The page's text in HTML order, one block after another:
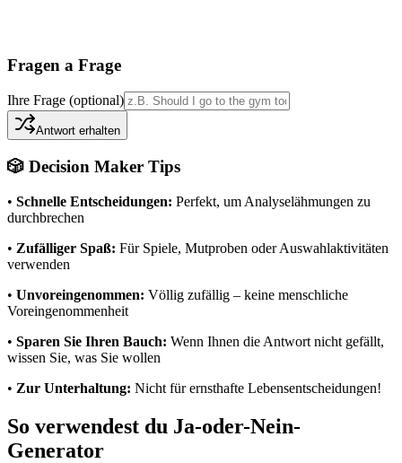
Fragen a Frage
Ihre Frage (optional)
Antwort erhalten
🎲 Decision Maker Tips
• Schnelle Entscheidungen: Perfekt, um Analyselähmungen zu
durchbrechen
• Zufälliger Spaß: Für Spiele, Mutproben oder Auswahlaktivitäten
verwenden
• Unvoreingenommen: Völlig zufällig – keine menschliche
Voreingenommenheit
• Sparen Sie Ihren Bauch: Wenn Ihnen die Antwort nicht gefällt,
wissen Sie, was Sie wollen
• Zur Unterhaltung: Nicht für ernsthafte Lebensentscheidungen!
So verwendest du Ja-oder-Nein-
Generator